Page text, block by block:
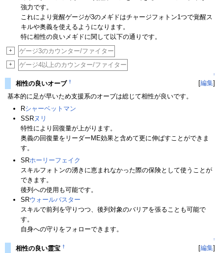
強力です。
これにより覚醒ゲージが3のメギドはチャージフォトン1つで覚醒ス
キルや奥義を使えるようになります。
特に相性の良いメギドに関して以下の通りです。
+ ゲージ3のカウンター/ファイター
+ ゲージ4以上のカウンター/ファイター
↑
相性の良いオーブ † [編集]
基本的に足が早いため支援系のオーブは総じて相性が良いです。
Rシャーベットマン
SSRヌリ
特性により回復量が上がります。
奥義の回復量をリーダーME効果と含めて更に伸ばすことができま
す。
SRホーリーフェイク
スキルフォトンの湧きに恵まれなかった際の保険として使うことが
できます。
後列への使用も可能です。
SRウォールバスター
スキルで前列を守りつつ、後列対象のバリアを張ることも可能で
す。
自身への守りをフォローできます。
↑
相性の良い霊宝 † [編集]